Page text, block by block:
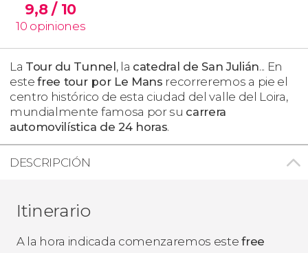
9,8/ 10
10 opiniones
La Tour du Tunnel, la catedral de San Julián... En
estefree tour por Le Mans recorreremos a pie el
centro histórico de esta ciudad del valle del Loira,
mundialmente famosa por su carrera
automovilística de 24 horas.
DESCRIPCIÓN
Itinerario
A la hora indicada comenzaremos estefree